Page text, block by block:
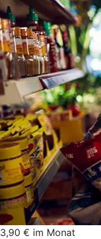
3,90 € im Monat